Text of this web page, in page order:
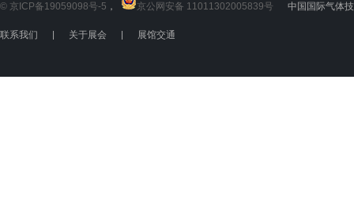
© 京ICP备19059098号-5 ， 京公网安备 11011302005839号 中国国际气体技
联系我们 关于展会 展馆交通